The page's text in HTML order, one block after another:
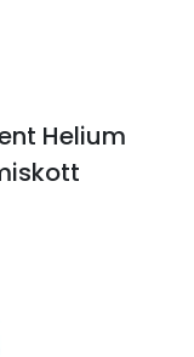
Helium